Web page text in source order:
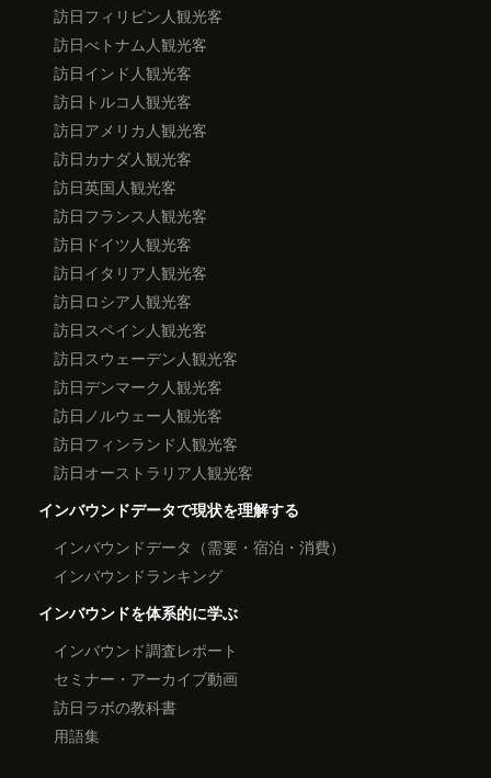
訪日フィリピン人観光客
訪日べトナム人観光客
訪日インド人観光客
訪日トルコ人観光客
訪日アメリカ人観光客
訪日カナダ人観光客
訪日英国人観光客
訪日フランス人観光客
訪日ドイツ人観光客
訪日イタリア人観光客
訪日ロシア人観光客
訪日スペイン人観光客
訪日スウェーデン人観光客
訪日デンマーク人観光客
訪日ノルウェー人観光客
訪日フィンランド人観光客
訪日オーストラリア人観光客
インバウンドデータで現状を理解する
インバウンドデータ（需要・宿泊・消費）
インバウンドランキング
インバウンドを体系的に学ぶ
インバウンド調査レポート
セミナー・アーカイブ動画
訪日ラボの教科書
用語集